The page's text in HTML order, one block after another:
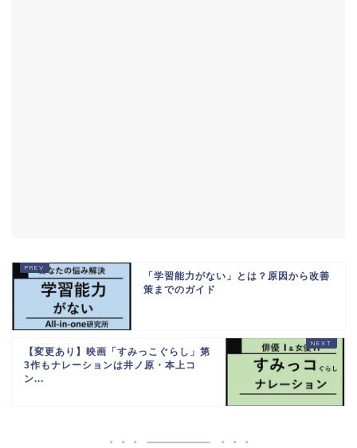
「学習能力がない」とは？原因から改善
策までのガイド
【変更あり】映画「すみっこぐらし」第
3作もナレーションは井ノ原・本上コ
ン...